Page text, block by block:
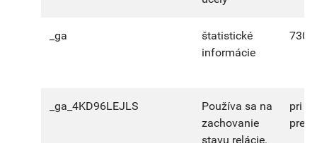
_ga
štatistické
informácie
730
_ga_4KD96LEJLS
Používa sa na
zachovanie
stavu relácie.
pri